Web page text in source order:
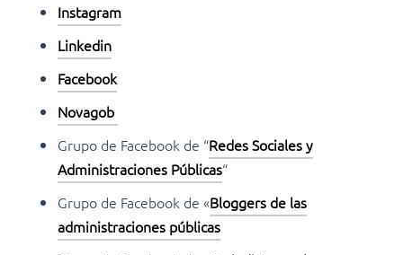
Instagram
Linkedin
Facebook
Novagob
Grupo de Facebook de “Redes Sociales y
Administraciones Públicas“
Grupo de Facebook de «Bloggers de las
administraciones públicas